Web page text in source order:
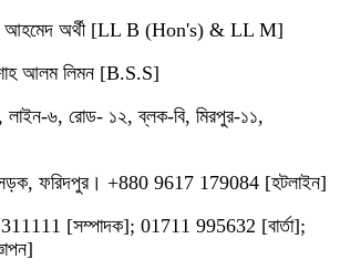
অর্থী [LL B (Hon's) & LL M]
আলম লিমন [B.S.S]
লাইন-৬, রোড- ১২, ব্লক-বি, মিরপুর-১১,
ফরিদপুর। +880 9617 179084 [হটলাইন]
[সম্পাদক]; 01711 995632 [বার্তা];